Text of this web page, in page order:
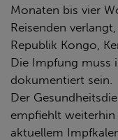
Monaten bis vier
Reisenden
Republik Kongo,
Die Impfung muss
dokumentiert sein.
Der
empfiehlt
aktuellem